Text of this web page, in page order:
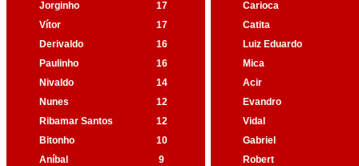
Jorginho
17
Carioca
Vítor
17
Catita
Derivaldo
16
Luiz Eduardo
Paulinho
16
Mica
Nivaldo
14
Acir
Nunes
12
Evandro
Ribamar Santos
12
Vidal
Bitonho
10
Gabriel
Aníbal
9
Robert